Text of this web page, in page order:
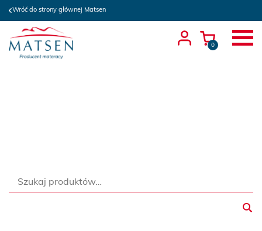
Wróć do strony głównej Matsen
0
Szukaj: